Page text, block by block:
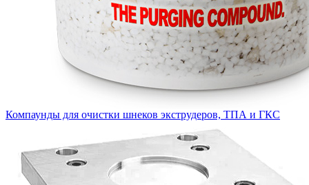
Компаунды для очистки шнеков экструдеров, ТПА и ГКС